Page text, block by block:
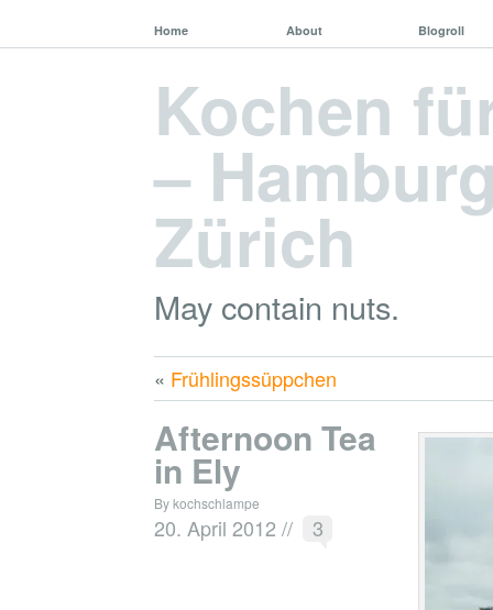
Home About Blogroll
Kochen
–
Zürich
May contain nuts.
« Frühlingssüppchen
Afternoon Tea
in Ely
By kochschlampe
20. April 2012 // 3